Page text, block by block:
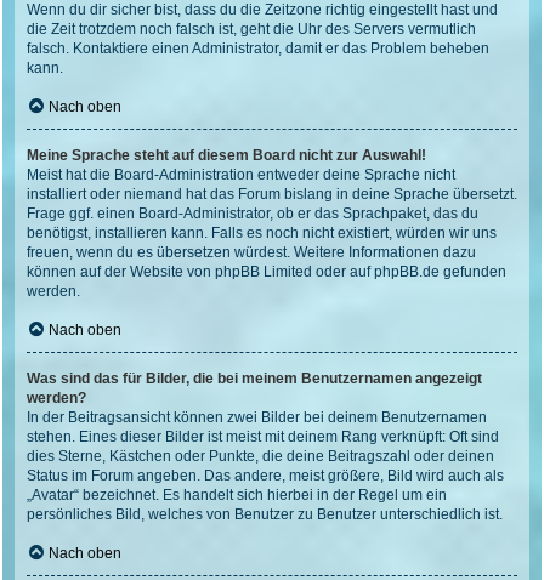
Wenn du dir sicher bist, dass du die Zeitzone richtig eingestellt hast und
die Zeit trotzdem noch falsch ist, geht die Uhr des Servers vermutlich
falsch. Kontaktiere einen Administrator, damit er das Problem beheben
kann.
Nach oben
Meine Sprache steht auf diesem Board nicht zur Auswahl!
Meist hat die Board-Administration entweder deine Sprache nicht
installiert oder niemand hat das Forum bislang in deine Sprache übersetzt.
Frage ggf. einen Board-Administrator, ob er das Sprachpaket, das du
benötigst, installieren kann. Falls es noch nicht existiert, würden wir uns
freuen, wenn du es übersetzen würdest. Weitere Informationen dazu
können auf der Website von phpBB Limited oder aufphpBB.de gefunden
werden.
Nach oben
Was sind das für Bilder, die bei meinem Benutzernamen angezeigt
werden?
In der Beitragsansicht können zwei Bilder bei deinem Benutzernamen
stehen. Eines dieser Bilder ist meist mit deinem Rang verknüpft: Oft sind
dies Sterne, Kästchen oder Punkte, die deine Beitragszahl oder deinen
Status im Forum angeben. Das andere, meist größere, Bild wird auch als
„Avatar“ bezeichnet. Es handelt sich hierbei in der Regel um ein
persönliches Bild, welches von Benutzer zu Benutzer unterschiedlich ist.
Nach oben